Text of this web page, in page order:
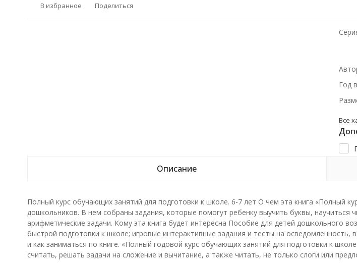
В избранное Поделиться
Год
Все
Описание
Полный курс обучающих занятий для подготовки к школе. 6-7 лет О чем эта книга «Полный
дошкольников. В нем собраны задания, которые помогут ребенку выучить буквы,
арифметические задачи. Кому эта книга будет интересна Пособие для детей дошкольного
быстрой подготовки к школе; игровые интерактивные задания и тесты на
и как заниматься по книге. «Полный годовой курс обучающих занятий для подготовки к
считать, решать задачи на сложение и вычитание, а также читать, не только слоги или